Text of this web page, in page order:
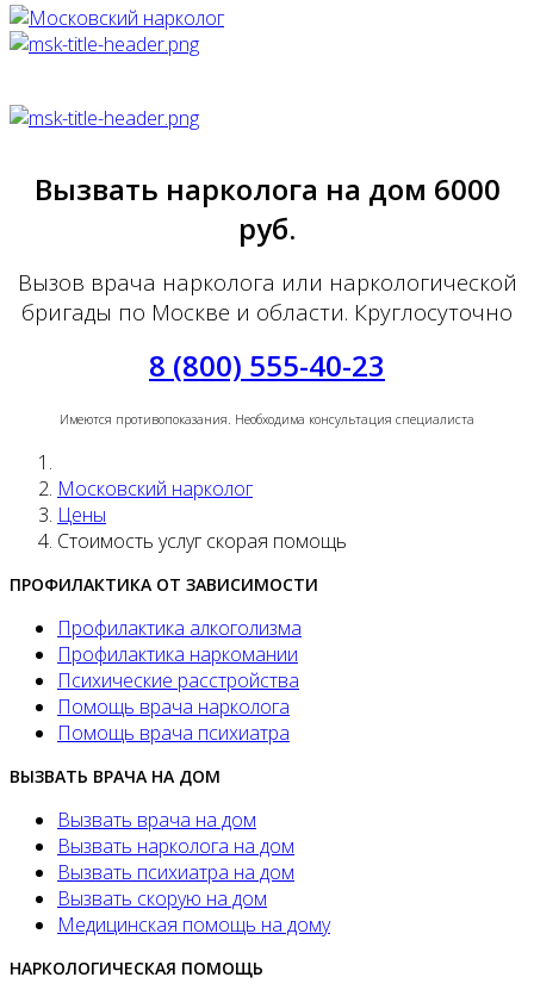
Вызвать нарколога на дом 6000
руб.
Вызов врача нарколога или наркологической
бригады по Москве и области. Круглосуточно
8 (800) 555-40-23
Имеются противопоказания. Необходима консультация специалиста
Московский нарколог
Цены
Стоимость услуг скорая помощь
ПРОФИЛАКТИКА ОТ ЗАВИСИМОСТИ
Профилактика алкоголизма
Профилактика наркомании
Психические расстройства
Помощь врача нарколога
Помощь врача психиатра
ВЫЗВАТЬ ВРАЧА НА ДОМ
Вызвать врача на дом
Вызвать нарколога на дом
Вызвать психиатра на дом
Вызвать скорую на дом
Медицинская помощь на дому
НАРКОЛОГИЧЕСКАЯ ПОМОЩЬ